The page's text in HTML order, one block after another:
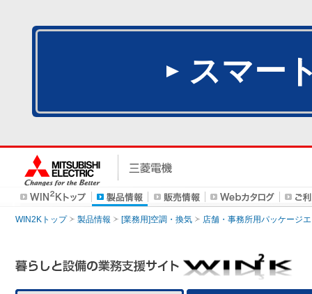
スマー
WIN2Kトップ 製品情報 [業務用]空調・換気 店舗・事務所用パッケージ